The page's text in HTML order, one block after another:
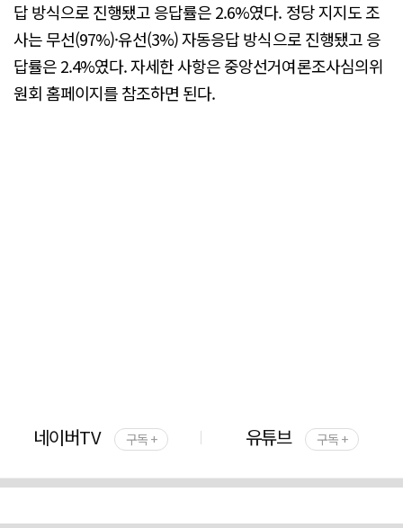
답 방식으로 진행됐고 응답률은 2.6%였다. 정당 지지도 조
사는 무선(97%)·유선(3%) 자동응답 방식으로 진행됐고 응
답률은 2.4%였다. 자세한 사항은 중앙선거여론조사심의위
원회 홈페이지를 참조하면 된다.
네이버TV 구독 + 유튜브 구독 +